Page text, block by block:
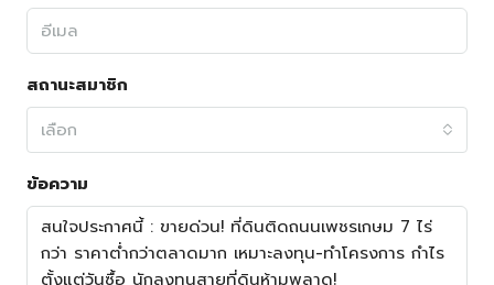
สถานะสมาชิก
เลือก
ข้อความ